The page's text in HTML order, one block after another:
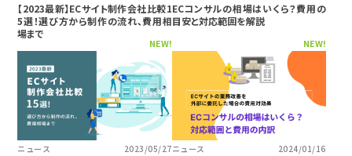
【2023最新】ECサイト制作会社比較1
5選！選び方から制作の流れ、費用相
場まで
NEW!
ニュース 2023/05/27
ECコンサルの相場はいくら？費用の
目安と対応範囲を解説
NEW!
ニュース 2024/01/16